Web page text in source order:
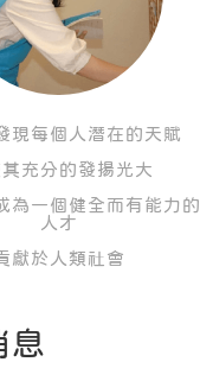
現每個人潛在的天賦
充分的發揚光大
為一個健全而有能力的
人才
獻於人類社會
息